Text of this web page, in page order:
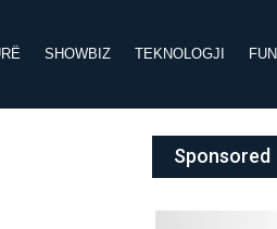
SHOWBIZ TEKNOLOGJI FUN
Sponsored